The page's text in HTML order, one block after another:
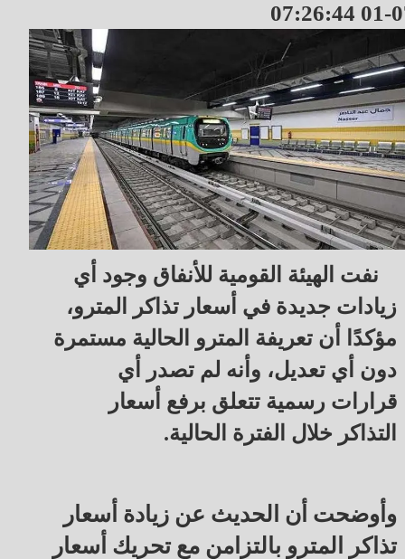
07-01
نفت الهيئة القومية للأنفاق وجود أي
زيادات جديدة في أسعار تذاكر المترو،
مؤكدًا أن تعريفة المترو الحالية مستمرة
دون أي تعديل، وأنه لم تصدر أي
قرارات رسمية تتعلق برفع أسعار
التذاكر خلال الفترة الحالية.
وأوضحت أن الحديث عن زيادة أسعار
تذاكر المترو بالتزامن مع تحريك أسعار